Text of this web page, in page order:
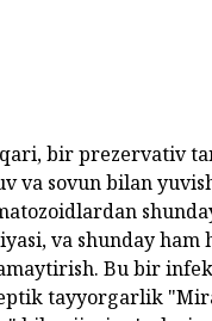
bir prezervativ
va sovun bilan
va shunday ham
Bu bir
tayyorgarlik